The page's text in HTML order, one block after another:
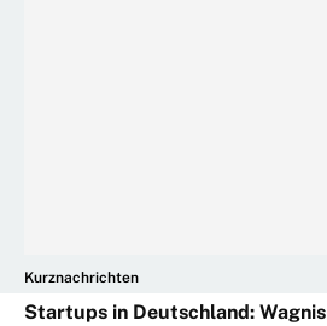
Kurznachrichten
Startups in Deutschland: